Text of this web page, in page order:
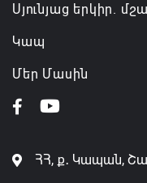
Սյունյաց երկիր.
Կապ
Մեր Մասին
ՀՀ, ք․ Կապան,